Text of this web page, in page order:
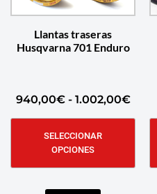
Llantas traseras
Husqvarna 701 Enduro
940,00€ - 1.002,00€
SELECCIONAR
OPCIONES